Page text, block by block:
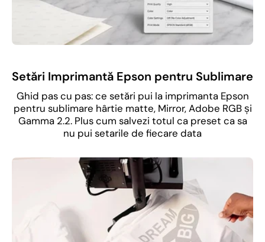
Setări Imprimantă Epson pentru Sublimare
Ghid pas cu pas: ce setări pui la imprimanta Epson
pentru sublimare hârtie matte, Mirror, Adobe RGB și
Gamma 2.2. Plus cum salvezi totul ca preset ca sa
nu pui setarile de fiecare data